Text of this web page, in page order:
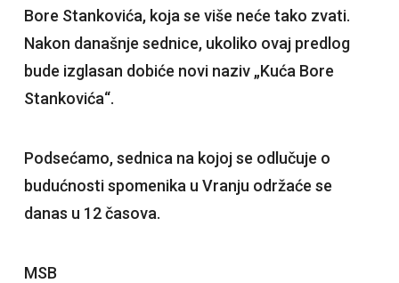
Bore Stankovića, koja se više neće tako zvati.
Nakon današnje sednice, ukoliko ovaj predlog
bude izglasan dobiće novi naziv „Kuća Bore
Stankovića“.
Podsećamo, sednica na kojoj se odlučuje o
budućnosti spomenika u Vranju održaće se
danas u 12 časova.
MSB